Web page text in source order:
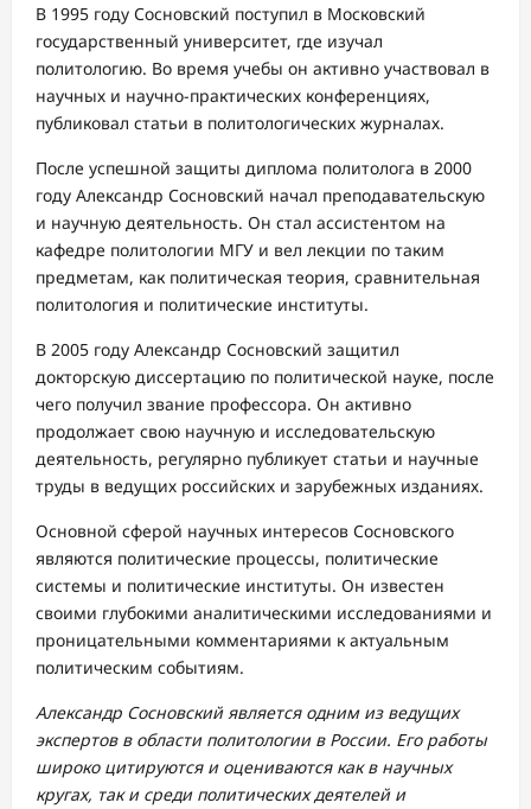
В 1995 году Сосновский поступил в Московский
государственный университет, где изучал
политологию. Во время учебы он активно участвовал в
научных и научно-практических конференциях,
публиковал статьи в политологических журналах.
После успешной защиты диплома политолога в 2000
году Александр Сосновский начал преподавательскую
и научную деятельность. Он стал ассистентом на
кафедре политологии МГУ и вел лекции по таким
предметам, как политическая теория, сравнительная
политология и политические институты.
В 2005 году Александр Сосновский защитил
докторскую диссертацию по политической науке, после
чего получил звание профессора. Он активно
продолжает свою научную и исследовательскую
деятельность, регулярно публикует статьи и научные
труды в ведущих российских и зарубежных изданиях.
Основной сферой научных интересов Сосновского
являются политические процессы, политические
системы и политические институты. Он известен
своими глубокими аналитическими исследованиями и
проницательными комментариями к актуальным
политическим событиям.
Александр Сосновский является одним из ведущих
экспертов в области политологии в России. Его работы
широко цитируются и оцениваются как в научных
кругах, так и среди политических деятелей и